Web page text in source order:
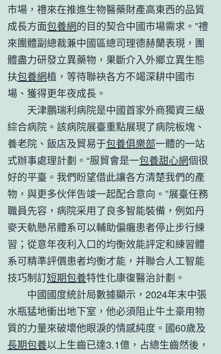
市場，禮來在推進生物醫藥財產高東西的品質
成長方面包養網的目的契合中國市場需求。”禮
來團體副總裁兼中國區總司理德赫蘭表現，團
體盡力研發立異藥物，果斷介入外鄉立異生態
扶包養網植，等待聯袂各方不竭深耕中國市
場、獲得更年夜成長。
天津鵬瑞利病院是中國首家外商獨資三級
綜合病院。該病院展臺重點展現了病院板塊、
養老院、飯店及貿易于包養俱樂部一體的一站
式辦事處理計劃。“服貿會是一包養甜心網個很
好的平臺。我們盼望借此讓各方清楚我們的產
物，與更多伙伴告竣一起配合意向。”展臺任務
職員先容，病院采用了良多智能裝備，例如丹
麥天軌懸吊體系可以輔助偏癱患者停止步行練
習；從意年夜利入口的均衡效能評定和練習體
系可精準評價患者均衡才能，并聯合人工智能
技巧制訂短期包養特性化康復醫治計劃。
中國國度統計局數據顯示，2024年末中張
水瓶猛地衝出地下室，他必須阻止牛土豪用物
質的力量來破壞他眼淚的情感純度。國60歲及
長期包養以上生齒已達3.1億，占總生齒然後，